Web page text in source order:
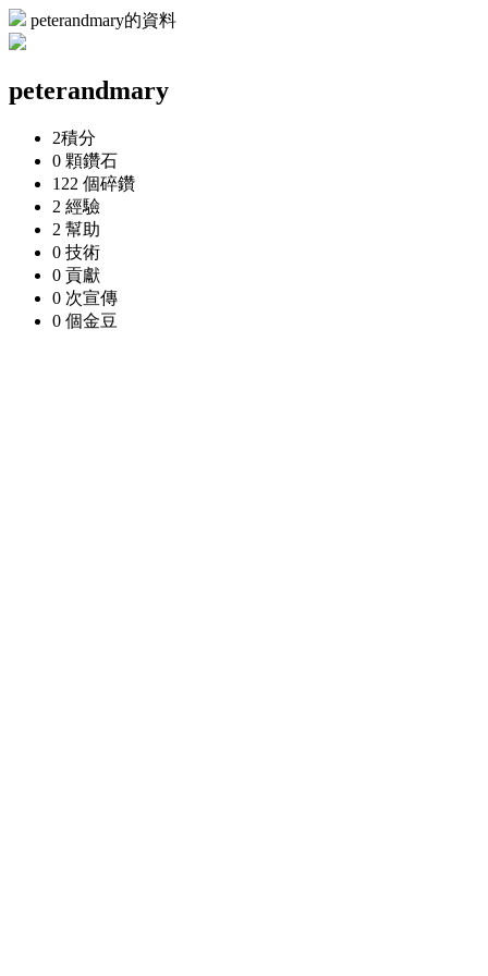
peterandmary的資料
peterandmary
2積分
0 顆鑽石
122 個碎鑽
2 經驗
2 幫助
0 技術
0 貢獻
0 次宣傳
0 個金豆